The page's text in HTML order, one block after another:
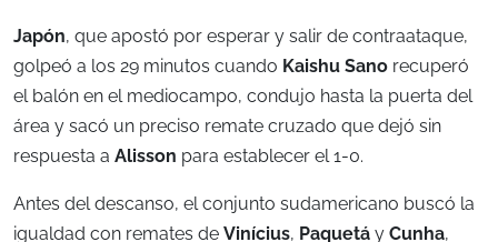
Japón, que apostó por esperar y salir de contraataque,
golpeó a los 29 minutos cuando Kaishu Sano recuperó
el balón en el mediocampo, condujo hasta la puerta del
área y sacó un preciso remate cruzado que dejó sin
respuesta a Alisson para establecer el 1-0.
Antes del descanso, el conjunto sudamericano buscó la
igualdad con remates de Vinícius, Paquetá y Cunha,